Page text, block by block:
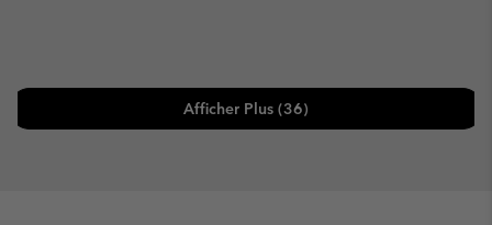
Afficher Plus (36)